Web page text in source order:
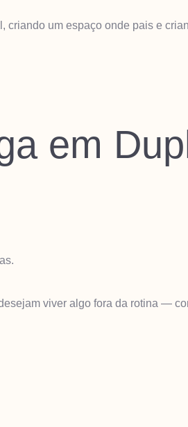
criando um espaço onde pais e
em
viver algo fora da rotina —